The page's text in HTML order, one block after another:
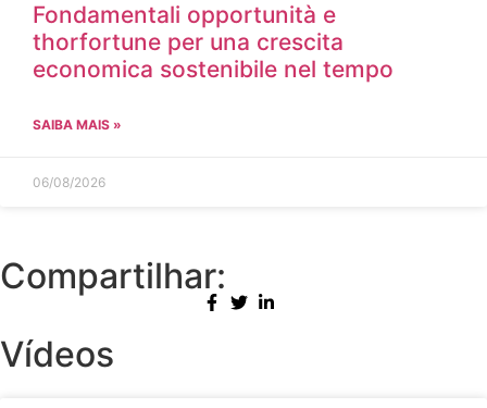
Fondamentali opportunità e
thorfortune per una crescita
economica sostenibile nel tempo
SAIBA MAIS »
06/08/2026
Compartilhar:
Vídeos